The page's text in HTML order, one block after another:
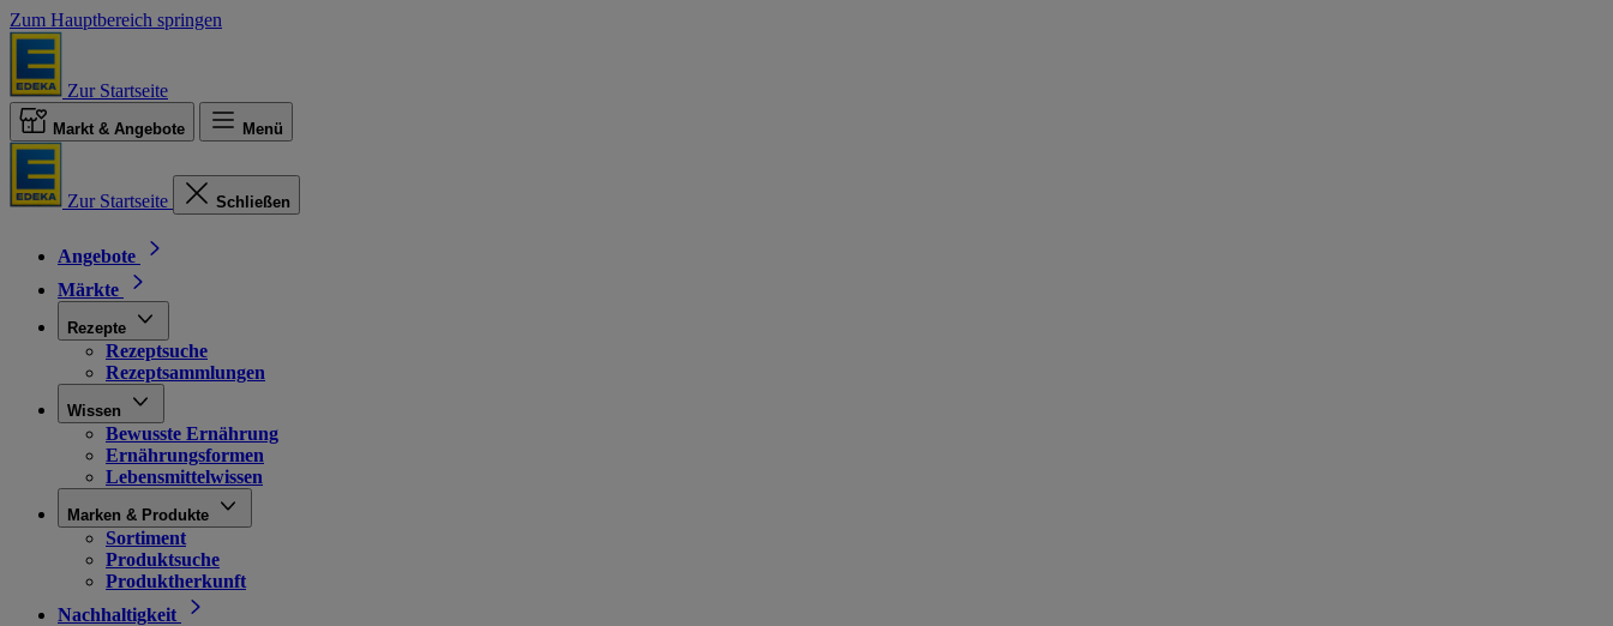
Zum Hauptbereich springen
Zur Startseite
Markt & Angebote Menü
Zur Startseite Schließen
Angebote
Märkte
Rezepte
Rezeptsuche
Rezeptsammlungen
Wissen
Bewusste Ernährung
Ernährungsformen
Lebensmittelwissen
Marken & Produkte
Sortiment
Produktsuche
Produktherkunft
Nachhaltigkeit